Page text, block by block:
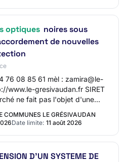
optiques noires sous
de nouvelles
76 08 85 61 mèl : zamira@le-
www.le-gresivaudan.fr SIRET
ne fait pas l'objet d'une
de pouvoir ad…
COMMUNES LE GRÉSIVAUDAN
Date limite: 11 août 2026
D'UN SYSTEME DE